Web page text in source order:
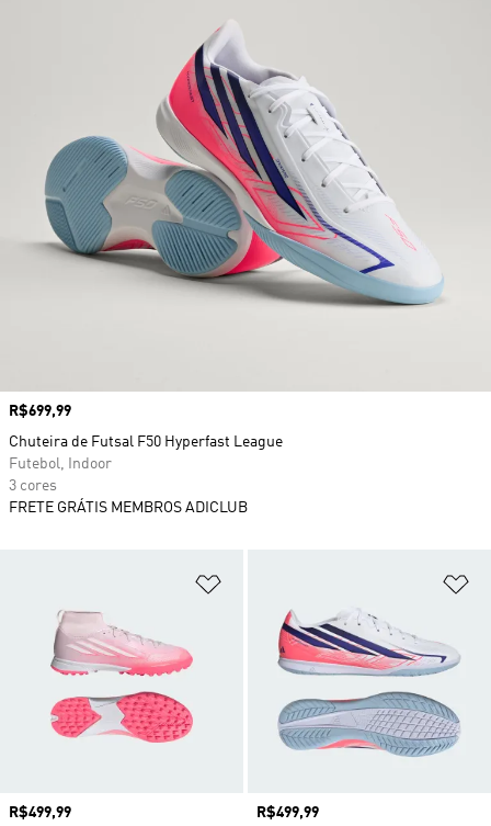
Preço
R$499,99
Preço
R$499,99
Preço
R$699,99
Chuteira de Futsal F50 Hyperfast League
Futebol, Indoor
3 cores
FRETE GRÁTIS MEMBROS ADICLUB